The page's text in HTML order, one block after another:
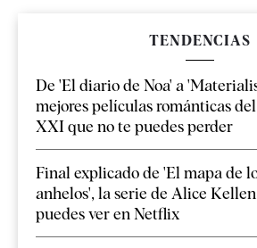
TENDENCIAS
De 'El diario de Noa' a
mejores películas románticas
XXI que no te puedes perder
Final explicado de 'El mapa de
anhelos', la serie de Alice
puedes ver en Netflix